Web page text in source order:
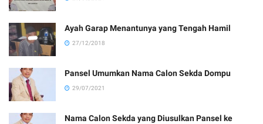
Ayah Garap Menantunya yang Tengah Hamil
27/12/2018
Pansel Umumkan Nama Calon Sekda Dompu
29/07/2021
Nama Calon Sekda yang Diusulkan Pansel ke